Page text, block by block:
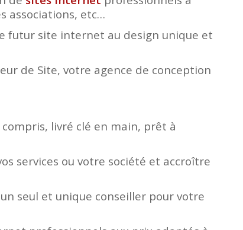
associations, etc…
futur site internet au design unique et
de Site, votre agence de conception
livré clé en main, prêt à
services ou votre société et accroître
seul et unique conseiller pour votre